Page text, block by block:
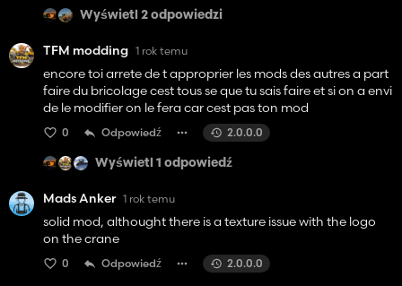
Wyświetl 2 odpowiedzi
TFM modding 1 rok temu
encore toi arrete de t approprier les mods des autres a part
faire du bricolage cest tous se que tu sais faire et si on a envi
de le modifier on le fera car cest pas ton mod
0 Odpowiedź 2.0.0.0
Wyświetl 1 odpowiedź
Mads Anker 1 rok temu
solid mod, althought there is a texture issue with the logo
on the crane
0 Odpowiedź 2.0.0.0